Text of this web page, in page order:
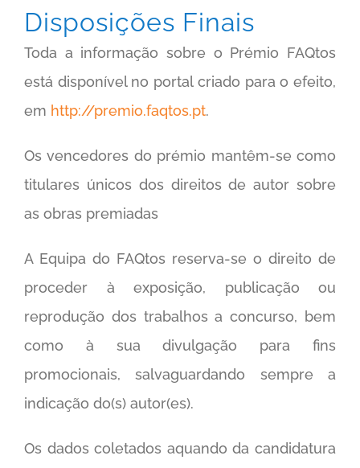
Disposições Finais
Toda a informação sobre o Prémio FAQtos
está disponível no portal criado para o efeito,
em http://premio.faqtos.pt.
Os vencedores do prémio mantêm-se como
titulares únicos dos direitos de autor sobre
as obras premiadas
A Equipa do FAQtos reserva-se o direito de
proceder à exposição, publicação ou
reprodução dos trabalhos a concurso, bem
como à sua divulgação para fins
promocionais, salvaguardando sempre a
indicação do(s) autor(es).
Os dados coletados aquando da candidatura